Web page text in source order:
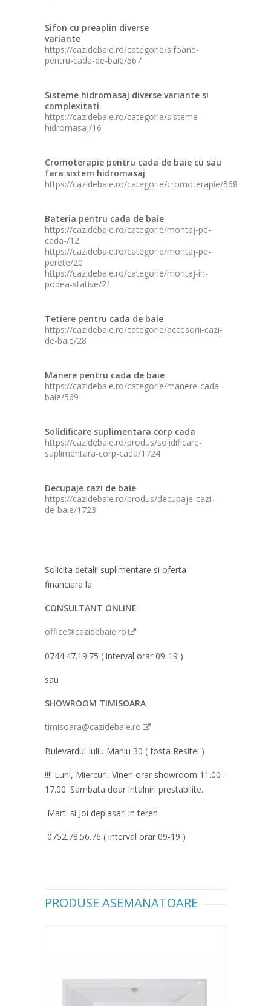
Sifon cu preaplin diverse
variante
https://cazidebaie.ro/categorie/sifoane-
pentru-cada-de-baie/567
Sisteme hidromasaj diverse variante si
complexitati
https://cazidebaie.ro/categorie/sisteme-
hidromasaj/16
Cromoterapie pentru cada de baie cu sau
fara sistem hidromasaj
https://cazidebaie.ro/categorie/cromoterapie/568
Bateria pentru cada de baie
https://cazidebaie.ro/categorie/montaj-pe-
cada-/12
https://cazidebaie.ro/categorie/montaj-pe-
perete/20
https://cazidebaie.ro/categorie/montaj-in-
podea-stative/21
Tetiere pentru cada de baie
https://cazidebaie.ro/categorie/accesorii-cazi-
de-baie/28
Manere pentru cada de baie
https://cazidebaie.ro/categorie/manere-cada-
baie/569
Solidificare suplimentara corp cada
https://cazidebaie.ro/produs/solidificare-
suplimentara-corp-cada/1724
Decupaje cazi de baie
https://cazidebaie.ro/produs/decupaje-cazi-
de-baie/1723
Solicita detalii suplimentare si oferta
financiara la
CONSULTANT ONLINE
office@cazidebaie.ro
0744.47.19.75 ( interval orar 09-19 )
sau
SHOWROOM TIMISOARA
timisoara@cazidebaie.ro
Bulevardul Iuliu Maniu 30 ( fosta Resitei )
!!!! Luni, Miercuri, Vineri orar showroom 11.00-
17.00. Sambata doar intalniri prestabilite.
Marti si Joi deplasari in teren
0752.78.56.76 ( interval orar 09-19 )
PRODUSE ASEMANATOARE